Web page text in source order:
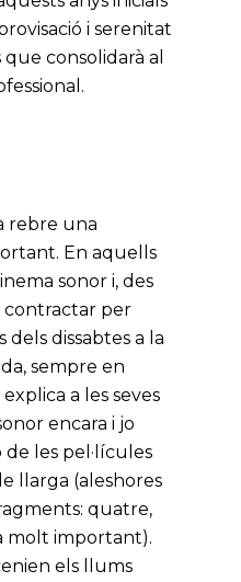
i serenitat
consolidarà al
rebre una
En aquells
sonor i, des
contractar per
dels dissabtes a la
sempre en
a les seves
encara i jo
les pel·lícules
llarga (aleshores
quatre,
molt important).
els llums